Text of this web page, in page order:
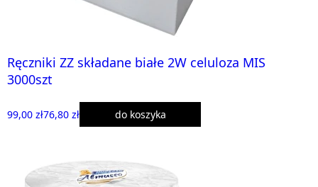
Ręczniki ZZ składane białe 2W celuloza MIS
3000szt
99,00 zł76,80 zł do koszyka